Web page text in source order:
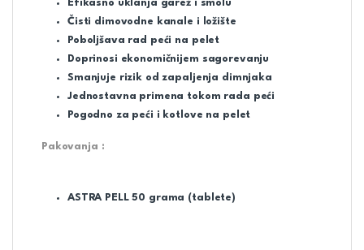
Efikasno uklanja garež i smolu
Čisti dimovodne kanale i ložište
Poboljšava rad peći na pelet
Doprinosi ekonomičnijem sagorevanju
Smanjuje rizik od zapaljenja dimnjaka
Jednostavna primena tokom rada peći
Pogodno za peći i kotlove na pelet
Pakovanja :
ASTRA PELL 50 grama (tablete)